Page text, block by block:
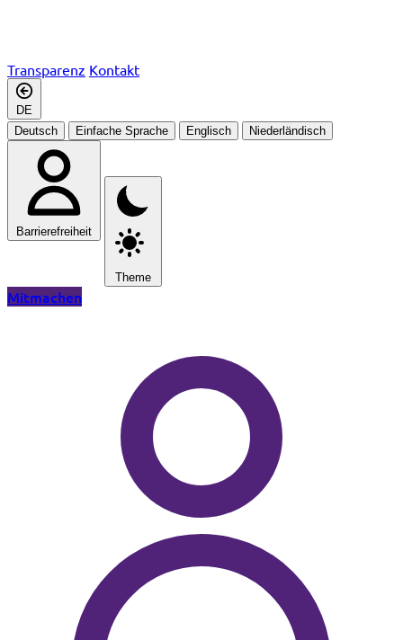
Transparenz Kontakt
DE
Deutsch
Einfache Sprache Englisch Niederländisch
Barrierefreiheit
Theme
Mitmachen